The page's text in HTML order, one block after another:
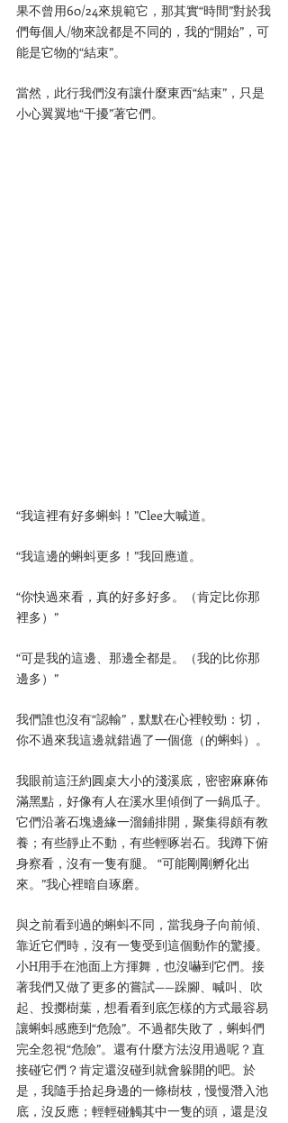
果不曾用60/24來規範它，那其實“時間”對於我
們每個人/物來說都是不同的，我的“開始”，可
能是它物的“結束”。
當然，此行我們沒有讓什麼東西“結束”，只是
小心翼翼地“干擾”著它們。
“我這裡有好多蝌蚪！”Clee大喊道。
“我這邊的蝌蚪更多！”我回應道。
“你快過來看，真的好多好多。（肯定比你那
裡多）”
“可是我的這邊、那邊全都是。（我的比你那
邊多）”
我們誰也沒有“認輸”，默默在心裡較勁：切，
你不過來我這邊就錯過了一個億（的蝌蚪）。
我眼前這汪約圓桌大小的淺溪底，密密麻麻佈
滿黑點，好像有人在溪水里傾倒了一鍋瓜子。
它們沿著石塊邊緣一溜鋪排開，聚集得頗有教
養；有些靜止不動，有些輕啄岩石。我蹲下俯
身察看，沒有一隻有腿。 “可能剛剛孵化出
來。”我心裡暗自琢磨。
與之前看到過的蝌蚪不同，當我身子向前傾、
靠近它們時，沒有一隻受到這個動作的驚擾。
小H用手在池面上方揮舞，也沒嚇到它們。接
著我們又做了更多的嘗試——跺腳、喊叫、吹
起、投擲樹葉，想看看到底怎樣的方式最容易
讓蝌蚪感應到“危險”。不過都失敗了，蝌蚪們
完全忽視“危險”。還有什麼方法沒用過呢？直
接碰它們？肯定還沒碰到就會躲開的吧。於
是，我隨手拾起身邊的一條樹枝，慢慢潛入池
底，沒反應；輕輕碰觸其中一隻的頭，還是沒